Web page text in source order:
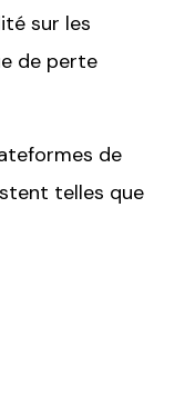
sur les
de perte
de
telles que